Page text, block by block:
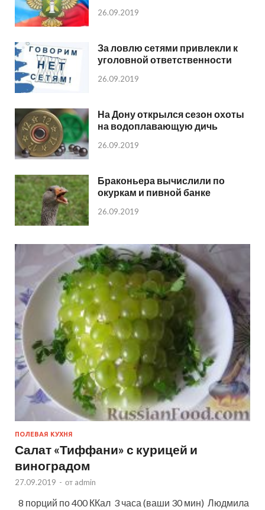
26.09.2019
За ловлю сетями привлекли к
уголовной ответственности
26.09.2019
На Дону открылся сезон охоты
на водоплавающую дичь
26.09.2019
Браконьера вычислили по
окуркам и пивной банке
26.09.2019
ПОЛЕВАЯ КУХНЯ
Салат «Тиффани» с курицей и
виноградом
27.09.2019 - от admin
8 порций по 400 ККал 3 часа (ваши 30 мин) Людмила